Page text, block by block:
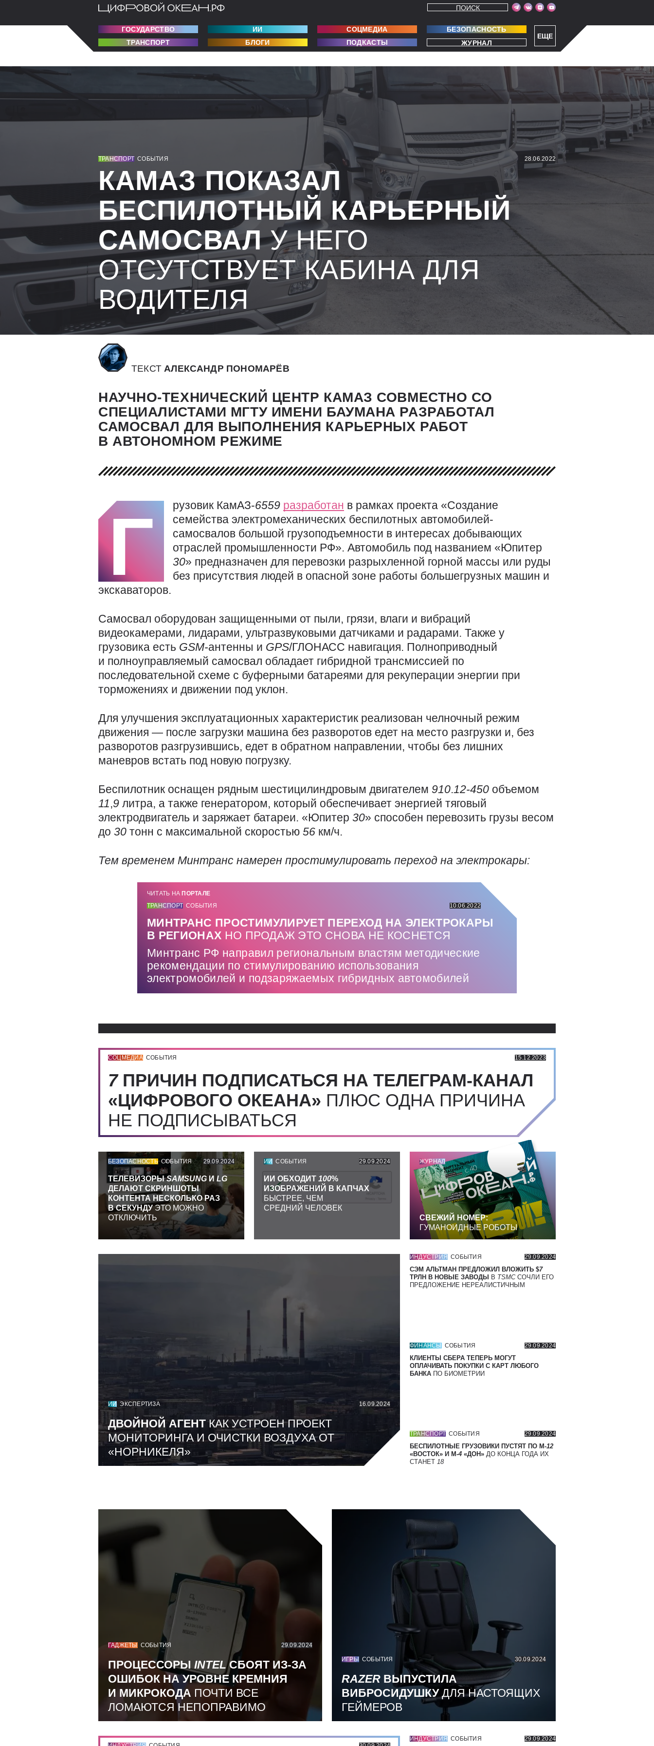
ЕЩЕ
ПОИСК
ГОСУДАРСТВО ИИ СОЦМЕДИА
БЕЗОПАСНОСТЬ
ТРАНСПОРТ
БЛОГИ ПОДКАСТЫ ЖУРНАЛ
ТРАНСПОРТ СОБЫТИЯ 28.06.2022
КАМАЗ ПОКАЗАЛ
БЕСПИЛОТНЫЙ КАРЬЕРНЫЙ
САМОСВАЛУ НЕГО
ОТСУТСТВУЕТ КАБИНА ДЛЯ
ВОДИТЕЛЯ
ТЕКСТ АЛЕКСАНДР ПОНОМАРЁВ
НАУЧНО-ТЕХНИЧЕСКИЙ ЦЕНТР КАМАЗ СОВМЕСТНО СО
СПЕЦИАЛИСТАМИ МГТУ ИМЕНИ БАУМАНА РАЗРАБОТАЛ
САМОСВАЛ ДЛЯ ВЫПОЛНЕНИЯ КАРЬЕРНЫХ РАБОТ
В АВТОНОМНОМ РЕЖИМЕ
Г рузовик КамАЗ-6559 разработан в рамках проекта «Создание
семейства электромеханических беспилотных автомобилей-
самосвалов большой грузоподъемности в интересах добывающих
отраслей промышленности РФ». Автомобиль под названием «Юпитер
30» предназначен для перевозки разрыхленной горной массы или руды
без присутствия людей в опасной зоне работы большегрузных машин и
экскаваторов.
Самосвал оборудован защищенными от пыли, грязи, влаги и вибраций
видеокамерами, лидарами, ультразвуковыми датчиками и радарами. Также у
грузовика есть GSM-антенны и GPS/ГЛОНАСС навигация. Полноприводный
и полноуправляемый самосвал обладает гибридной трансмиссией по
последовательной схеме с буферными батареями для рекуперации энергии при
торможениях и движении под уклон.
Для улучшения эксплуатационных характеристик реализован челночный режим
движения — после загрузки машина без разворотов едет на место разгрузки и, без
разворотов разгрузившись, едет в обратном направлении, чтобы без лишних
маневров встать под новую погрузку.
Беспилотник оснащен рядным шестицилиндровым двигателем 910.12-450 объемом
11,9 литра, а также генератором, который обеспечивает энергией тяговый
электродвигатель и заряжает батареи. «Юпитер 30» способен перевозить грузы весом
до 30 тонн с максимальной скоростью 56 км/ч.
Тем временем Минтранс намерен простимулировать переход на электрокары:
ЧИТАТЬ НА ПОРТАЛЕ
ТРАНСПОРТ СОБЫТИЯ 10.06.2022
МИНТРАНС ПРОСТИМУЛИРУЕТ ПЕРЕХОД НА ЭЛЕКТРОКАРЫ
В РЕГИОНАХ НО ПРОДАЖ ЭТО СНОВА НЕ КОСНЕТСЯ
Минтранс РФ направил региональным властям методические
рекомендации по стимулированию использования
электромобилей и подзаряжаемых гибридных автомобилей
СОЦМЕДИА СОБЫТИЯ 15.12.2023
7 ПРИЧИН ПОДПИСАТЬСЯ НА ТЕЛЕГРАМ-КАНАЛ
«ЦИФРОВОГО ОКЕАНА» ПЛЮС ОДНА ПРИЧИНА
НЕ ПОДПИСЫВАТЬСЯ
БЕЗОПАСНОСТЬ СОБЫТИЯ 29.09.2024
ТЕЛЕВИЗОРЫSAMSUNG И LG
ДЕЛАЮТ СКРИНШОТЫ
КОНТЕНТА НЕСКОЛЬКО РАЗ
В СЕКУНДУЭТО МОЖНО
ОТКЛЮЧИТЬ
ИИ СОБЫТИЯ 29.09.2024
ИИ ОБХОДИТ 100%
ИЗОБРАЖЕНИЙ В КАПЧАХ
БЫСТРЕЕ, ЧЕМ
СРЕДНИЙ ЧЕЛОВЕК
ЖУРНАЛ
СВЕЖИЙ НОМЕР:
ГУМАНОИДНЫЕ РОБОТЫ
ИИ ЭКСПЕРТИЗА 16.09.2024
ДВОЙНОЙ АГЕНТКАК УСТРОЕН ПРОЕКТ
МОНИТОРИНГА И ОЧИСТКИ ВОЗДУХА ОТ
«НОРНИКЕЛЯ»
ИНДУСТРИЯ СОБЫТИЯ 29.09.2024
СЭМ АЛЬТМАН ПРЕДЛОЖИЛ ВЛОЖИТЬ $7
ТРЛН В НОВЫЕ ЗАВОДЫ
В TSMC СОЧЛИ ЕГО
ПРЕДЛОЖЕНИЕ НЕРЕАЛИСТИЧНЫМ
ФИНАНСЫ СОБЫТИЯ 29.09.2024
КЛИЕНТЫ СБЕРА ТЕПЕРЬ МОГУТ
ОПЛАЧИВАТЬ ПОКУПКИ С КАРТ ЛЮБОГО
БАНКА ПО БИОМЕТРИИ
ТРАНСПОРТ СОБЫТИЯ 29.09.2024
БЕСПИЛОТНЫЕ ГРУЗОВИКИ ПУСТЯТ ПО М-12
«ВОСТОК» И М-4 «ДОН» ДО КОНЦА ГОДА ИХ
СТАНЕТ 18
ГАДЖЕТЫ СОБЫТИЯ 29.09.2024
ПРОЦЕССОРЫ INTELСБОЯТ ИЗ-ЗА
ОШИБОК НА УРОВНЕ КРЕМНИЯ
И МИКРОКОДА ПОЧТИ ВСЕ
ЛОМАЮТСЯ НЕПОПРАВИМО
ИГРЫ СОБЫТИЯ 30.09.2024
RAZER ВЫПУСТИЛА
ВИБРОСИДУШКУДЛЯ НАСТОЯЩИХ
ГЕЙМЕРОВ
ИНДУСТРИЯ СОБЫТИЯ 29.09.2024